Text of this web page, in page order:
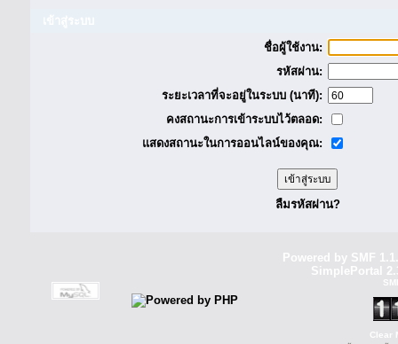
ชื่อผู้ใช้งาน:
รหัสผ่าน:
ระยะเวลาที่จะอยู่ในระบบ (นาที):
คงสถานะการเข้าระบบไว้ตลอด:
แสดงสถานะในการออนไลน์ของคุณ:
ลืมรหัสผ่าน?
Powered by SMF
SimplePortal
Clear